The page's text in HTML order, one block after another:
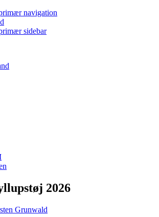
navigation
sidebar
2026
Grunwald